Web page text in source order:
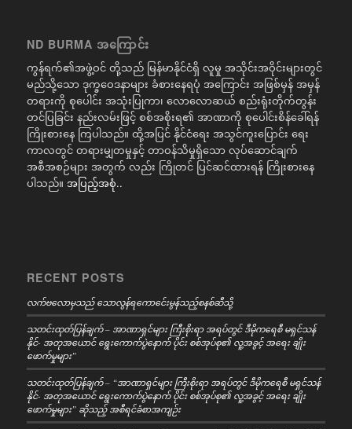
ND BURMA အကြောင်း
ကွန်ရက်၏အဖွဲ့ဝင် တို့သည် မြန်မာနိုင်ငံရှိ လူမှု အသိုင်းအဝိုင်းများတွင်
မည်သို့သော ဒုက္ခဝေဒနာများ ခံစားနေရပုံ အကြောင်း အဖြစ်မှန် အမှန်
တရားကို စုပေါင်း အသုံးပြုကာ၊ လောလောဆယ် စည်းရုံးတိုက်တွန်း
တင်ပြခြင်း နည်းလမ်းဖြင့် စစ်အစိုးရ၏ အာဏာကို စုပေါင်းစိန်ခေါ်ရန်
ကြိုးစားနေ ကြပါသည်။ ထို့အပြင် နိုင်ငံရေး အသွင်ကူးပြောင်း ရေး
ကာလတွင် တရားမျှတမှုနှင့် တာဝန်သိမှုရှိသော လုပ်ဆောင်ချက်
အစီအစဉ်များ အတွက် လည်း ကြိုတင် ပြင်ဆင်ထားရန် ကြိုးစားနေ
ပါသည်။ အပြည့်အစုံ..
RECENT POSTS
လက်ဗလောမှသည် သောလွန်ရကောင်ေးမွန်သည့်စနစ်ဆီသို့
သတင်းထုတ်ပြန်ချက် – အာဏာရှင်များ ကြီးစိုးရာ အရပ်တွင် ဒီမိုကရေစီ မရှင်သန်
နိုင်- အတုအယောင် ရွေးကောက်ပွဲနောက် ပိုင်း စစ်အုပ်စု၏ လူ့အခွင့် အရေး ချိုး
ဖောက်မှုများ”
သတင်းထုတ်ပြန်ချက် – “အာဏာရှင်များ ကြီးစိုးရာ အရပ်တွင် ဒီမိုကရေစီ မရှင်သန်
နိုင်- အတုအယောင် ရွေးကောက်ပွဲနောက် ပိုင်း စစ်အုပ်စု၏ လူ့အခွင့် အရေး ချိုး
ဖောက်မှုများ” ဆိုသည့် အစီရင်ခံစာအကျဉ်း